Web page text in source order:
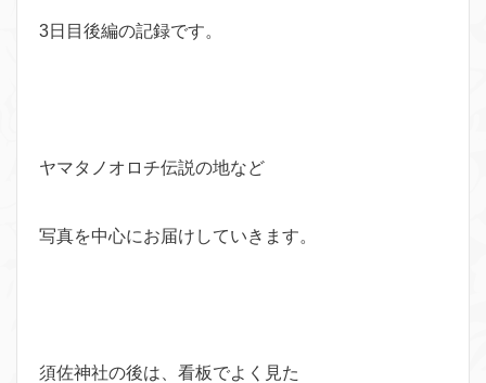
3日目後編の記録です。
ヤマタノオロチ伝説の地など
写真を中心にお届けしていきます。
須佐神社の後は、看板でよく見た